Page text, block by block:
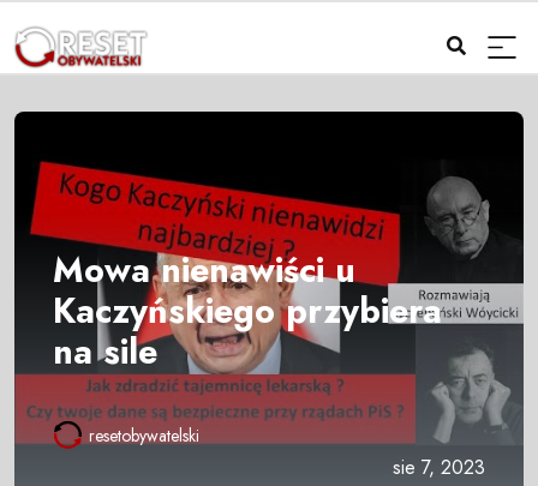
Mowa nienawiści u
Kaczyńskiego przybiera
na sile
resetobywatelski
sie 7, 2023